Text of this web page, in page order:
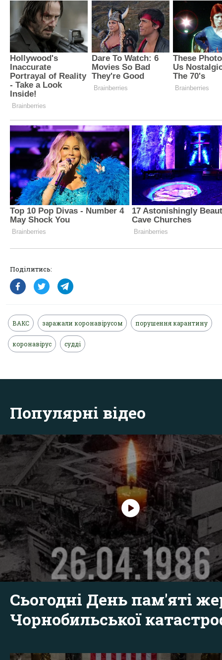
Поділитись:
ВАКС заражали коронавірусом порушення карантину
коронавірус судді
Популярні відео
Сьогодні День пам'яті
Чорнобильської